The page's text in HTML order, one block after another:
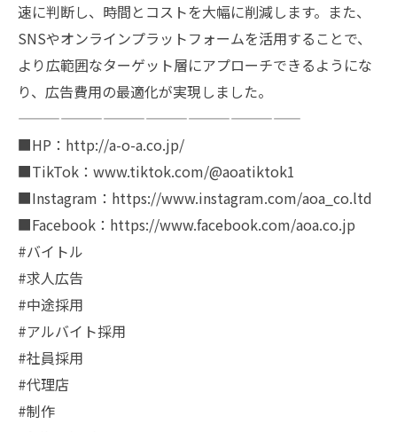
速に判断し、時間とコストを大幅に削減します。また、
SNSやオンラインプラットフォームを活用することで、
より広範囲なターゲット層にアプローチできるようにな
り、広告費用の最適化が実現しました。
————————————————————
■HP：http://a-o-a.co.jp/
■TikTok：www.tiktok.com/@aoatiktok1
■Instagram：https://www.instagram.com/aoa_co.ltd
■Facebook：https://www.facebook.com/aoa.co.jp
#バイトル
#求人広告
#中途採用
#アルバイト採用
#社員採用
#代理店
#制作